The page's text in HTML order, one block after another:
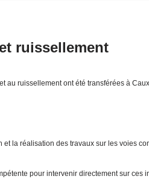
ruissellement
au ruissellement ont été transférées à
et la réalisation des travaux sur les voies
pour intervenir directement sur